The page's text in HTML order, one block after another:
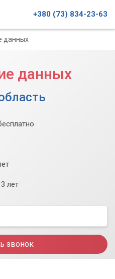
+380 (73) 834-23-63
данных
данных
лет
звонок